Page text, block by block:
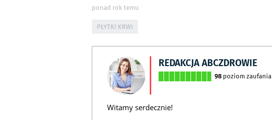
ponad rok temu
PŁYTKI KRWI
REDAKCJA ABCZDROWIE
98 poziom zaufania
Witamy serdecznie!